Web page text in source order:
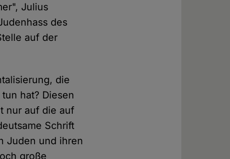
Julius
des
auf der
die
hat? Diesen
nur auf die auf
Schrift
Juden und ihren
große